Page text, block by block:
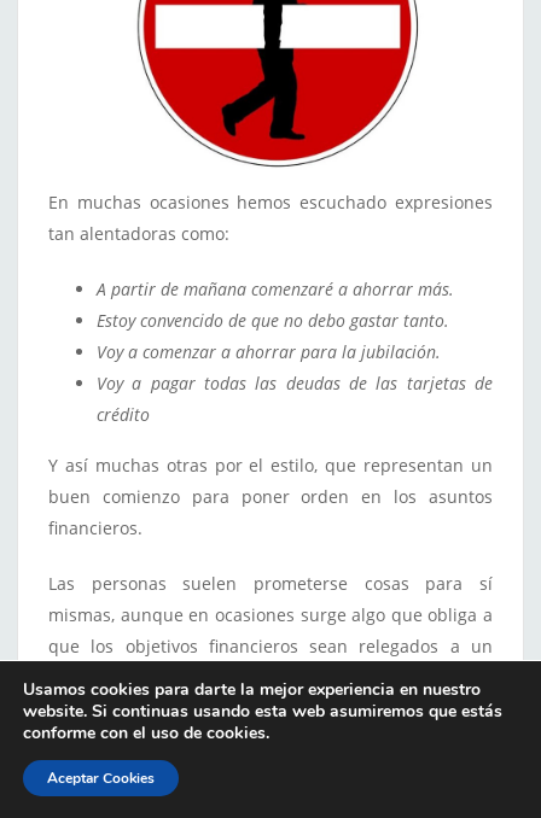
En muchas ocasiones hemos escuchado expresiones
tan alentadoras como:
A partir de mañana comenzaré a ahorrar más.
Estoy convencido de que no debo gastar tanto.
Voy a comenzar a ahorrar para la jubilación.
Voy a pagar todas las deudas de las tarjetas de
crédito
Y así muchas otras por el estilo, que representan un
buen comienzo para poner orden en los asuntos
financieros.
Las personas suelen prometerse cosas para sí
mismas, aunque en ocasiones surge algo que obliga a
que los objetivos financieros sean relegados a un
Si te interesa saber más sobre este tema,
seguro disfrutarás leyendo sobre
y cómo evitarlo.
Usamos cookies para darte la mejor experiencia en nuestro
website. Si continuas usando esta web asumiremos que estás
conforme con el uso de cookies.
Aceptar Cookies